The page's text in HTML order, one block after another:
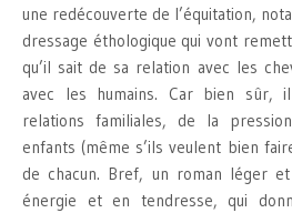
une redécouverte de l’équitation,
dressage éthologique qui vont
qu’il sait de sa relation avec les
avec les humains. Car bien sûr,
relations familiales, de la
enfants (même s’ils veulent bien
de chacun. Bref, un roman léger
énergie et en tendresse, qui